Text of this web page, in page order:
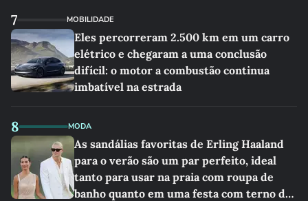
7 MOBILIDADE
Eles percorreram 2.500 km em um carro
elétrico e chegaram a uma conclusão
difícil: o motor a combustão continua
imbatível na estrada
8 MODA
As sandálias favoritas de Erling Haaland
para o verão são um par perfeito, ideal
tanto para usar na praia com roupa de
banho quanto em uma festa com terno de